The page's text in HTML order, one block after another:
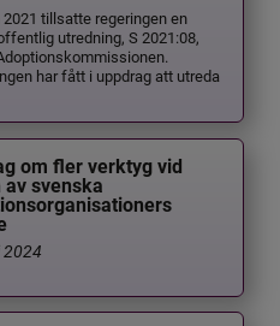
2021 tillsatte regeringen en
utredning, S 2021:08,
har fått i uppdrag att utreda
om fler verktyg vid
av svenska
2024